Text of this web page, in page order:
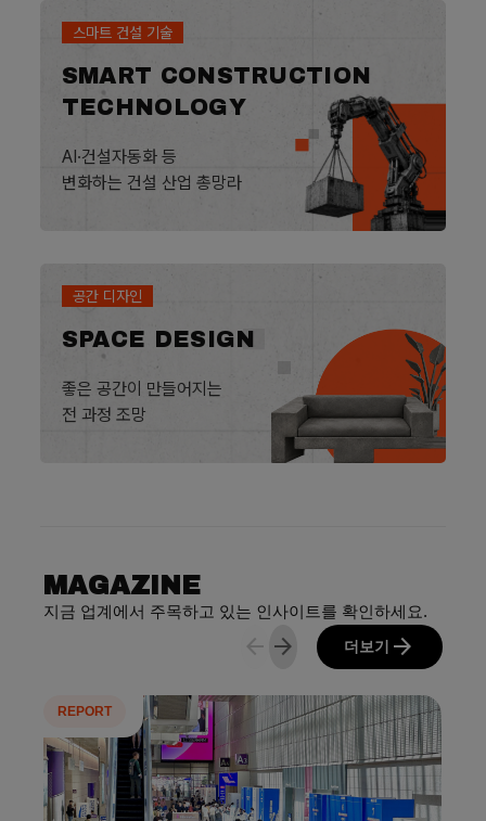
스마트 건설 기술
SMART CONSTRUCTION
TECHNOLOGY
AI·건설자동화 등
변화하는 건설 산업 총망라
공간 디자인
SPACE DESIGN
좋은 공간이 만들어지는
전 과정 조망
MAGAZINE
지금 업계에서 주목하고 있는 인사이트를 확인하세요.
arrow_back arrow_forward 더보기 arrow_forward
REPORT